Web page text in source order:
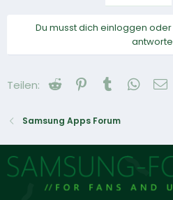
Du musst dich einloggen
Teilen: Reddit Pinterest
Tumblr
Samsung Apps Forum